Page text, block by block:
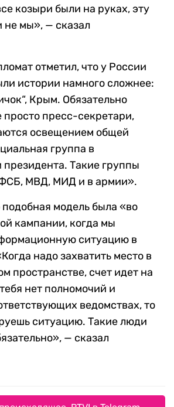
козыри были на руках, эту
не мы», — сказал
отметил, что у России
истории намного сложнее:
Крым. Обязательно
пресс-секретари,
освещением общей
группа в
Такие группы
МВД, МИД и в армии».
модель была «во
кампании, когда мы
ситуацию в
надо захватить место в
пространстве, счет идет на
нет полномочий и
ведомствах, то
ситуацию. Такие люди
— сказал